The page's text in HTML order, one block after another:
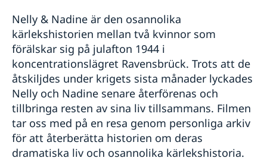
Nelly & Nadine är den osannolika
kärlekshistorien mellan två kvinnor som
förälskar sig på julafton 1944 i
koncentrationslägret Ravensbrück. Trots att de
åtskiljdes under krigets sista månader lyckades
Nelly och Nadine senare återförenas och
tillbringa resten av sina liv tillsammans. Filmen
tar oss med på en resa genom personliga arkiv
för att återberätta historien om deras
dramatiska liv och osannolika kärlekshistoria.